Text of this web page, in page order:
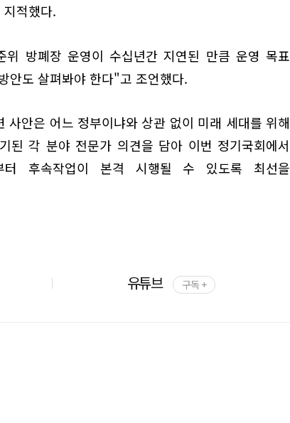
적했다.
방폐장 운영이 수십년간 지연된 만큼 운영 목표
안도 살펴봐야 한다"고 조언했다.
사안은 어느 정부이냐와 상관 없이 미래 세대를 위해
된 각 분야 전문가 의견을 담아 이번 정기국회에서
터 후속작업이 본격 시행될 수 있도록 최선을
유튜브 구독 +